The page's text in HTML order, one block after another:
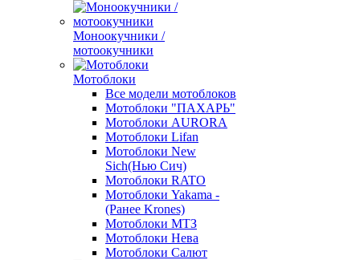
Моноокучники /
мотоокучники
Мотоблоки
Все модели мотоблоков
Мотоблоки "ПАХАРЬ"
Мотоблоки AURORA
Мотоблоки Lifan
Мотоблоки New
Sich(Нью Сич)
Мотоблоки RATO
Мотоблоки Yakama -
(Ранее Krones)
Мотоблоки МТЗ
Мотоблоки Нева
Мотоблоки Салют